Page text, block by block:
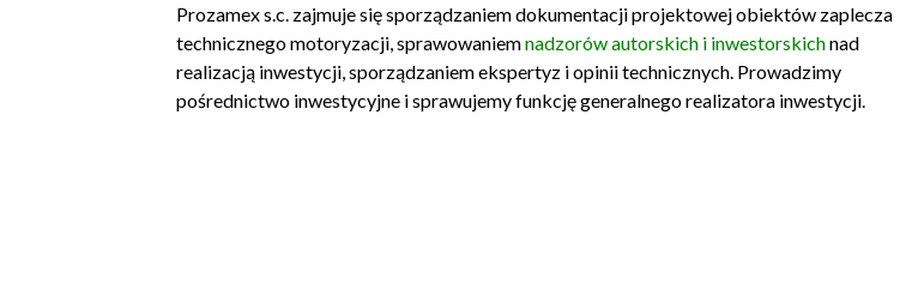
Prozamex s.c. zajmuje się sporządzaniem dokumentacji projektowej obiektów zaplecza
technicznego motoryzacji, sprawowaniemnadzorów autorskich i inwestorskichnad
realizacją inwestycji, sporządzaniem ekspertyz i opinii technicznych. Prowadzimy
pośrednictwo inwestycyjne i sprawujemy funkcję generalnego realizatora inwestycji.